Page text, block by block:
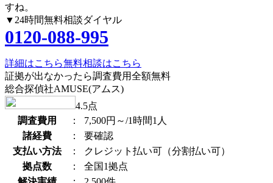
すね。
▼24時間無料相談ダイヤル
0120-088-995
詳細はこちら無料相談はこちら
証拠が出なかったら調査費用全額無料
総合探偵社AMUSE(アムス)
4.5点
調査費用
：
7,500円～/1時間1人
諸経費
：
要確認
支払い方法
：
クレジット払い可（分割払い可）
拠点数
：
全国1拠点